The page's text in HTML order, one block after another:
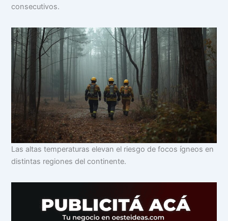
consecutivos.
Las altas temperaturas elevan el riesgo de focos ígneos en
distintas regiones del continente.